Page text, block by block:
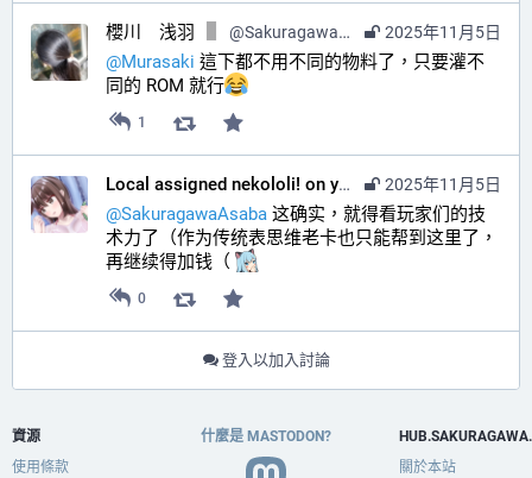
2025年11月5日
櫻川 浅羽 @SakuragawaAsaba@hub.sakuragawa.moe
@Murasaki 這下都不用不同的物料了，只要灌不
同的 ROM 就行
1
2025年11月5日
Local assigned nekololi! on your timeline :nacholook:
@SakuragawaAsaba 这确实，就得看玩家们的技
术力了（作为传统表思维老卡也只能帮到这里了，
再继续得加钱（
0
登入以加入討論
資源
使用條款
什麼是 MASTODON?
關於本站